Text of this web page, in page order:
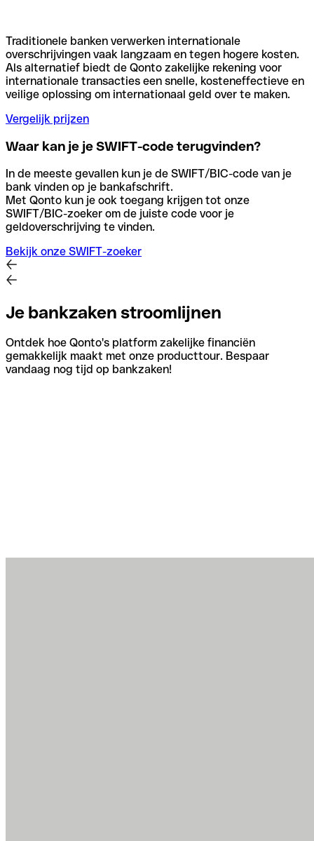
Traditionele banken verwerken internationale
overschrijvingen vaak langzaam en tegen hogere kosten.
Als alternatief biedt de Qonto zakelijke rekening voor
internationale transacties een snelle, kosteneffectieve en
veilige oplossing om internationaal geld over te maken.
Vergelijk prijzen
Waar kan je je SWIFT-code terugvinden?
In de meeste gevallen kun je de SWIFT/BIC-code van je
bank vinden op je bankafschrift.
Met Qonto kun je ook toegang krijgen tot onze
SWIFT/BIC-zoeker om de juiste code voor je
geldoverschrijving te vinden.
Bekijk onze SWIFT-zoeker
Je bankzaken stroomlijnen
Ontdek hoe Qonto's platform zakelijke financiën
gemakkelijk maakt met onze producttour. Bespaar
vandaag nog tijd op bankzaken!